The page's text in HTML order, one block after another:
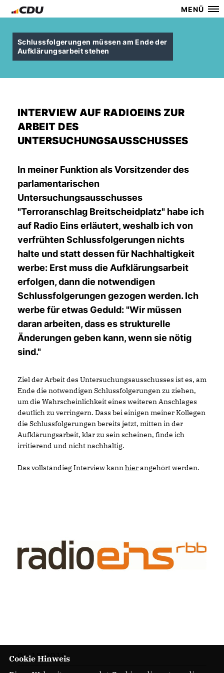
MENÜ
Schlussfolgerungen müssen am Ende der
Aufklärungsarbeit stehen
INTERVIEW AUF RADIOEINS ZUR
ARBEIT DES
UNTERSUCHUNGSAUSSCHUSSES
In meiner Funktion als Vorsitzender des
parlamentarischen
Untersuchungsausschusses
"Terroranschlag Breitscheidplatz" habe ich
auf Radio Eins erläutert, weshalb ich von
verfrühten Schlussfolgerungen nichts
halte und statt dessen für Nachhaltigkeit
werbe: Erst muss die Aufklärungsarbeit
erfolgen, dann die notwendigen
Schlussfolgerungen gezogen werden. Ich
werbe für etwas Geduld: "Wir müssen
daran arbeiten, dass es strukturelle
Änderungen geben kann, wenn sie nötig
sind."
Ziel der Arbeit des Untersuchungsausschusses ist es, am
Ende die notwendigen Schlussfolgerungen zu ziehen,
um die Wahrscheinlichkeit eines weiteren Anschlages
deutlich zu verringern. Dass bei einigen meiner Kollegen
die Schlussfolgerungen bereits jetzt, mitten in der
Aufklärungsarbeit, klar zu sein scheinen, finde ich
irritierend und nicht nachhaltig.
Das vollständieg Interview kannhierangehört werden.
06.12.2018
Cookie Hinweis